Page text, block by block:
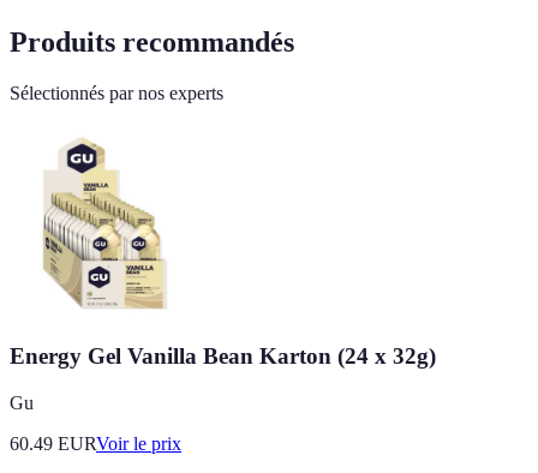
Produits recommandés
Sélectionnés par nos experts
Energy Gel Vanilla Bean Karton (24 x 32g)
Gu
60.49 EURVoir le prix